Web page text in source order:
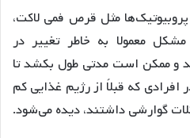
مثل قرص فمی لاکت،
معمولا به خاطر تغییر در
و ممکن است مدتی طول بکشد تا
افرادی که قبلاً از رژیم غذایی کم
گوارشی داشتند، دیده می‌شود.